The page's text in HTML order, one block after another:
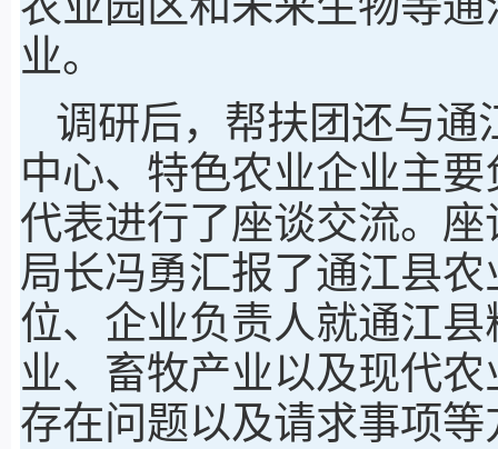
业。
调研后，帮扶团还与通
中心、特色农业企业主
代表进行了座谈交流。
局长冯勇汇报了通江县
位、企业负责人就通江
业、畜牧产业以及现代
存在问题以及请求事项